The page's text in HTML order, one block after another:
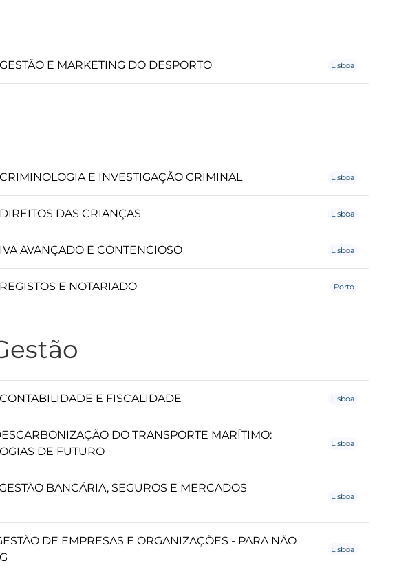
E MARKETING DO DESPORTO Lisboa
E INVESTIGAÇÃO CRIMINAL Lisboa
DAS CRIANÇAS Lisboa
AVANÇADO E CONTENCIOSO Lisboa
E NOTARIADO Porto
E FISCALIDADE Lisboa
DO TRANSPORTE MARÍTIMO:
DE FUTURO
Lisboa
BANCÁRIA, SEGUROS E MERCADOS
Lisboa
DE EMPRESAS E ORGANIZAÇÕES - PARA NÃO
Lisboa